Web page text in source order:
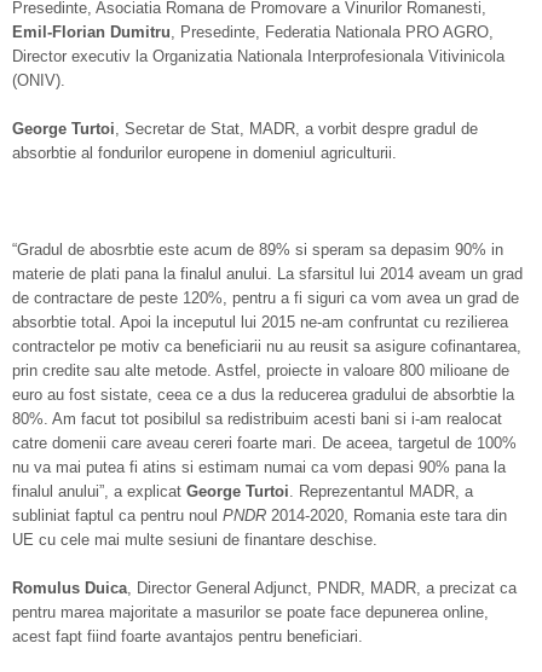
Presedinte, Asociatia Romana de Promovare a Vinurilor Romanesti,
Emil-Florian Dumitru, Presedinte, Federatia Nationala PRO AGRO,
Director executiv la Organizatia Nationala Interprofesionala Vitivinicola
(ONIV).
George Turtoi, Secretar de Stat, MADR, a vorbit despre gradul de
absorbtie al fondurilor europene in domeniul agriculturii.
“Gradul de abosrbtie este acum de 89% si speram sa depasim 90% in
materie de plati pana la finalul anului. La sfarsitul lui 2014 aveam un grad
de contractare de peste 120%, pentru a fi siguri ca vom avea un grad de
absorbtie total. Apoi la inceputul lui 2015 ne-am confruntat cu rezilierea
contractelor pe motiv ca beneficiarii nu au reusit sa asigure cofinantarea,
prin credite sau alte metode. Astfel, proiecte in valoare 800 milioane de
euro au fost sistate, ceea ce a dus la reducerea gradului de absorbtie la
80%. Am facut tot posibilul sa redistribuim acesti bani si i-am realocat
catre domenii care aveau cereri foarte mari. De aceea, targetul de 100%
nu va mai putea fi atins si estimam numai ca vom depasi 90% pana la
finalul anului”, a explicat George Turtoi. Reprezentantul MADR, a
subliniat faptul ca pentru noul PNDR 2014-2020, Romania este tara din
UE cu cele mai multe sesiuni de finantare deschise.
Romulus Duica, Director General Adjunct, PNDR, MADR, a precizat ca
pentru marea majoritate a masurilor se poate face depunerea online,
acest fapt fiind foarte avantajos pentru beneficiari.